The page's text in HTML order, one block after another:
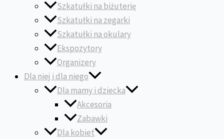
Szkatułki na biżuterię
Szkatułki na zegarki
Szkatułki na okulary
Ekspozytory
Organizery
Dla niej i dla niego
Dla mamy i dziecka
Akcesoria
Zabawki
Dla kobiet